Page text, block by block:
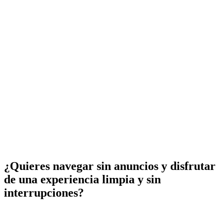
¿Quieres navegar sin anuncios y disfrutar
de una experiencia limpia y sin
interrupciones?